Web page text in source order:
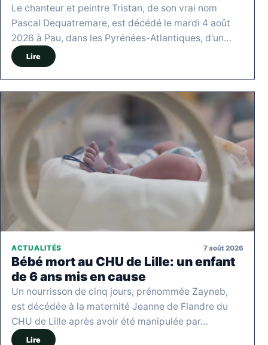
Le chanteur et peintre Tristan, de son vrai nom
Pascal Dequatremare, est décédé le mardi 4 août
2026 à Pau, dans les Pyrénées-Atlantiques, d'un…
Lire
ACTUALITÉS 7 août 2026
Bébé mort au CHU de Lille: un enfant
de 6 ans mis en cause
Un nourrisson de cinq jours, prénommée Zayneb,
est décédée à la maternité Jeanne de Flandre du
CHU de Lille après avoir été manipulée par…
Lire